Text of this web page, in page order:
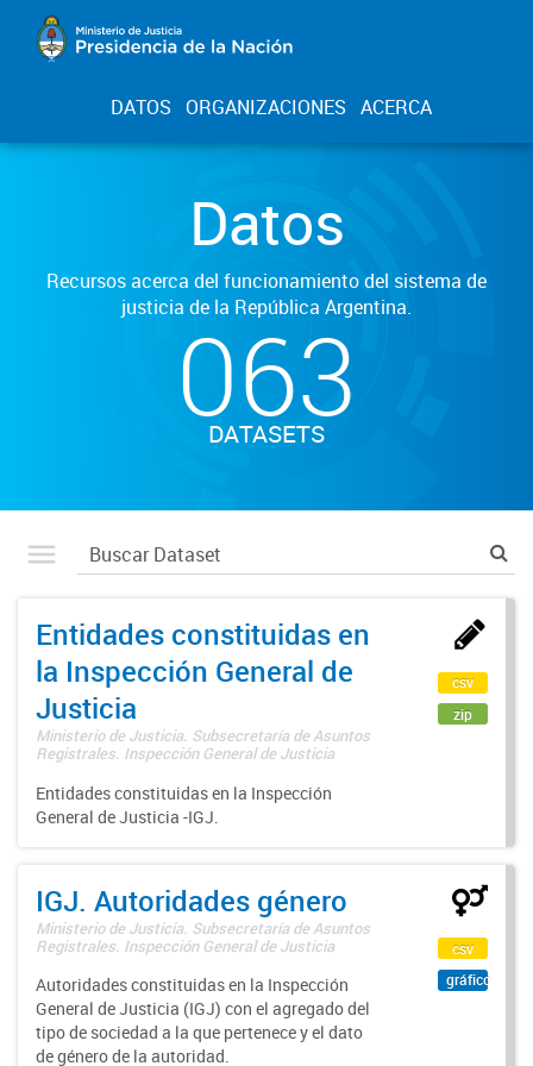
DATOS ORGANIZACIONES ACERCA
Datos
Recursos acerca del funcionamiento del sistema de
justicia de la República Argentina.
063
DATASETS
Entidades constituidas en
la Inspección General de
Justicia
Ministerio de Justicia. Subsecretaría de Asuntos
Registrales. Inspección General de Justicia
Entidades constituidas en la Inspección
General de Justicia -IGJ.
csv
zip
IGJ. Autoridades género
Ministerio de Justicia. Subsecretaría de Asuntos
Registrales. Inspección General de Justicia
Autoridades constituidas en la Inspección
General de Justicia (IGJ) con el agregado del
tipo de sociedad a la que pertenece y el dato
de género de la autoridad.
csv
gráfico